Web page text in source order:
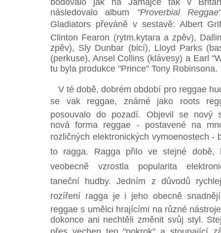
bodovalo jak na Jamajce tak v
následovalo album "Proverbial
Gladiators převáně v sestavě: Albert
Clinton Fearon (rytm.kytara a zpěv),
zpěv), Sly Dunbar (bicí), Lloyd Parks
(perkuse), Ansel Collins (klávesy) a Earl
tu byla produkce "Prince" Tony Robinsona.
V té době, dobrém období pro reggae
se vak reggae, známé jako roots
posouvalo do pozadí. Objevil se nový
nová forma reggae - postavené na
rozličných elektronických vymoenostech -
to ragga. Ragga přilo ve stejné době,
veobecně vzrostla popularita
taneční hudby. Jedním z důvodů
rozíření ragga je i jeho obecně
reggae s umělci hrajícími na různé
dokonce ani nechtěli změnit svůj styl.